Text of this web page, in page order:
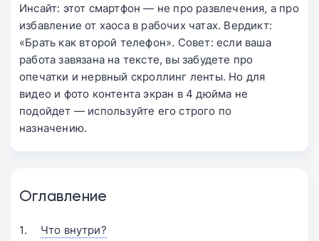
Инсайт: этот смартфон — не про развлечения, а про
избавление от хаоса в рабочих чатах. Вердикт:
«Брать как второй телефон». Совет: если ваша
работа завязана на тексте, вы забудете про
опечатки и нервный скроллинг ленты. Но для
видео и фото контента экран в 4 дюйма не
подойдет — используйте его строго по
назначению.
Оглавление
Что внутри?